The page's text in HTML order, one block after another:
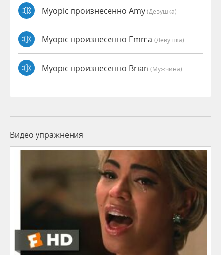
Myopic произнесенно Amy (девушка)
Myopic произнесенно Emma (девушка)
Myopic произнесенно Brian (мужчина)
Видео упражнения